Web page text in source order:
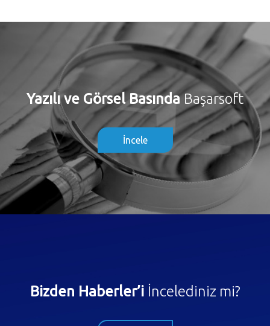
Yazılı ve Görsel BasındaBaşarsoft
İncele
Bizden Haberler’i İncelediniz mi?